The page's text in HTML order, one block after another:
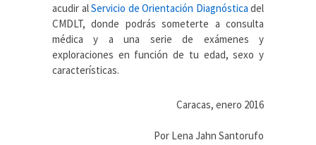
acudir alServicio de Orientación Diagnóstica del
CMDLT, donde podrás someterte a consulta
médica y a una serie de exámenes y
exploraciones en función de tu edad, sexo y
características.
Caracas, enero 2016
Por Lena Jahn Santorufo